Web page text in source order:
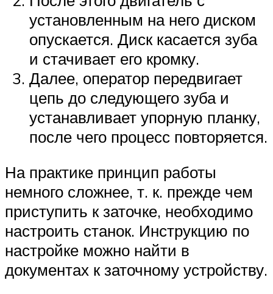
установленным на него диском
опускается. Диск касается зуба
и стачивает его кромку.
Далее, оператор передвигает
цепь до следующего зуба и
устанавливает упорную планку,
после чего процесс повторяется.
На практике принцип работы
немного сложнее, т. к. прежде чем
приступить к заточке, необходимо
настроить станок. Инструкцию по
настройке можно найти в
документах к заточному устройству.